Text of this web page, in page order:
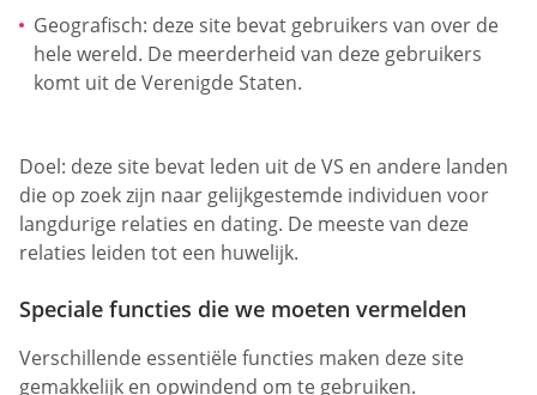
Geografisch: deze site bevat gebruikers van over de
hele wereld. De meerderheid van deze gebruikers
komt uit de Verenigde Staten.
Doel: deze site bevat leden uit de VS en andere landen
die op zoek zijn naar gelijkgestemde individuen voor
langdurige relaties en dating. De meeste van deze
relaties leiden tot een huwelijk.
Speciale functies die we moeten vermelden
Verschillende essentiële functies maken deze site
gemakkelijk en opwindend om te gebruiken.